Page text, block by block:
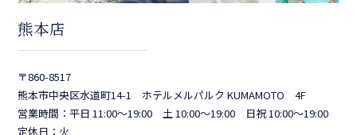
熊本店
〒860-8517
熊本市中央区水道町14-1 ホテルメルパルク KUMAMOTO 4F
営業時間：平日 11:00～19:00 土 10:00～19:00 日祝 10:00～19:00
定休日：火